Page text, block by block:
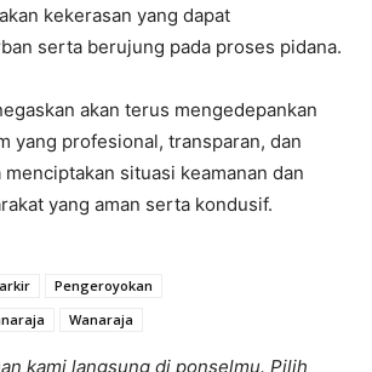
kekerasan yang dapat
serta berujung pada proses pidana.
akan terus mengedepankan
yang profesional, transparan, dan
situasi keamanan dan
yang aman serta kondusif.
Pengeroyokan
Wanaraja
kami langsung di ponselmu. Pilih